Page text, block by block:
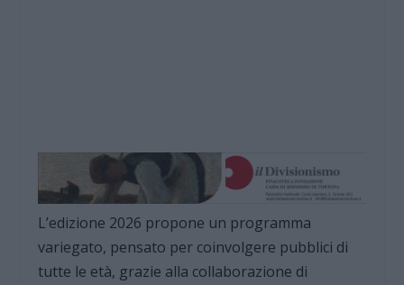
L’edizione 2026 propone un programma
variegato, pensato per coinvolgere pubblici di
tutte le età, grazie alla collaborazione di